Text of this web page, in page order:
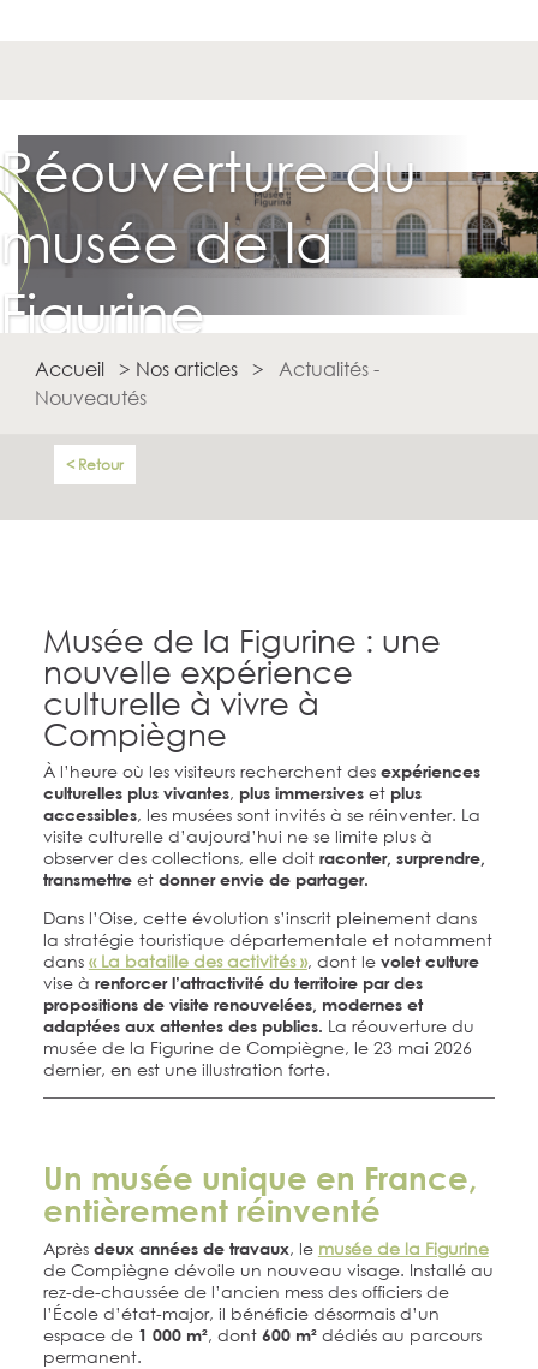
Réouverture du
musée de la
Figurine
Accueil > Nos articles >
Actualités -
Nouveautés
Retour
Musée de la Figurine : une
nouvelle expérience
culturelle à vivre à
Compiègne
À l’heure où les visiteurs recherchent des expériences
culturelles plus vivantes, plus immersiveset plus
accessibles, les musées sont invités à se réinventer. La
visite culturelle d’aujourd’hui ne se limite plus à
observer des collections, elle doit raconter, surprendre,
transmettreet donner envie de partager.
Dans l’Oise, cette évolution s’inscrit pleinement dans
la stratégie touristique départementale et notamment
dans « La bataille des activités », dont levolet culture
vise à renforcer l’attractivité du territoire par des
propositions de visite renouvelées, modernes et
adaptées aux attentes des publics. La réouverture du
musée de la Figurine de Compiègne, le 23 mai 2026
dernier, en est une illustration forte.
Un musée unique en France,
entièrement réinventé
Après deux années de travaux, le musée de la Figurine
de Compiègne dévoile un nouveau visage. Installé au
rez-de-chaussée de l’ancien mess des officiers de
l’École d’état-major, il bénéficie désormais d’un
espace de 1 000 m², dont 600 m²dédiés au parcours
permanent.